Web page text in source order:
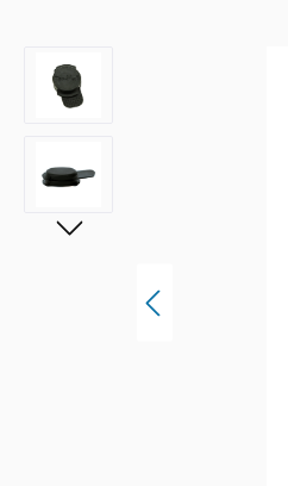
Bildergalerie überspringen